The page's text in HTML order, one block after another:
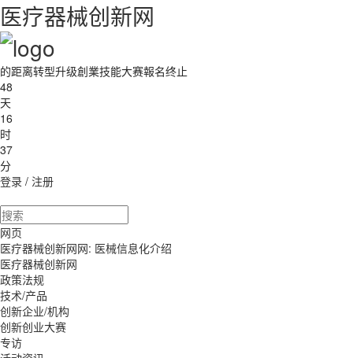
医疗器械创新网
的距离转型升级創業技能大赛報名终止
48
天
16
时
37
分
登录 / 注册
网页
医疗器械创新网网: 医械信息化介绍
医疗器械创新网
政策法规
技术/产品
创新企业/机构
创新创业大赛
专访